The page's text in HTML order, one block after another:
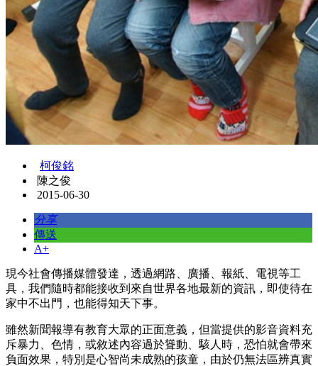
柯俊銘
陳之俊
2015-06-30
分享
傳送
A+
現今社會傳播媒體發達，透過網路、廣播、報紙、電視等工
具，我們隨時都能接收到來自世界各地最新的資訊，即使待在
家中不出門，也能得知天下事。
雖然新聞報導有教育大眾的正面意義，但當提供的影音資料充
斥暴力、色情，或敘述內容過於聳動、駭人時，恐怕就會帶來
負面效果，特別是心智尚未成熟的孩童，由於仍無法區辨真實